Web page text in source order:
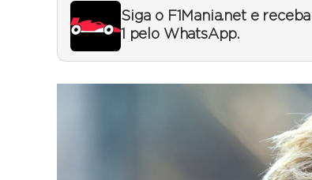
Siga o F1Mania.net e
1 pelo WhatsApp.